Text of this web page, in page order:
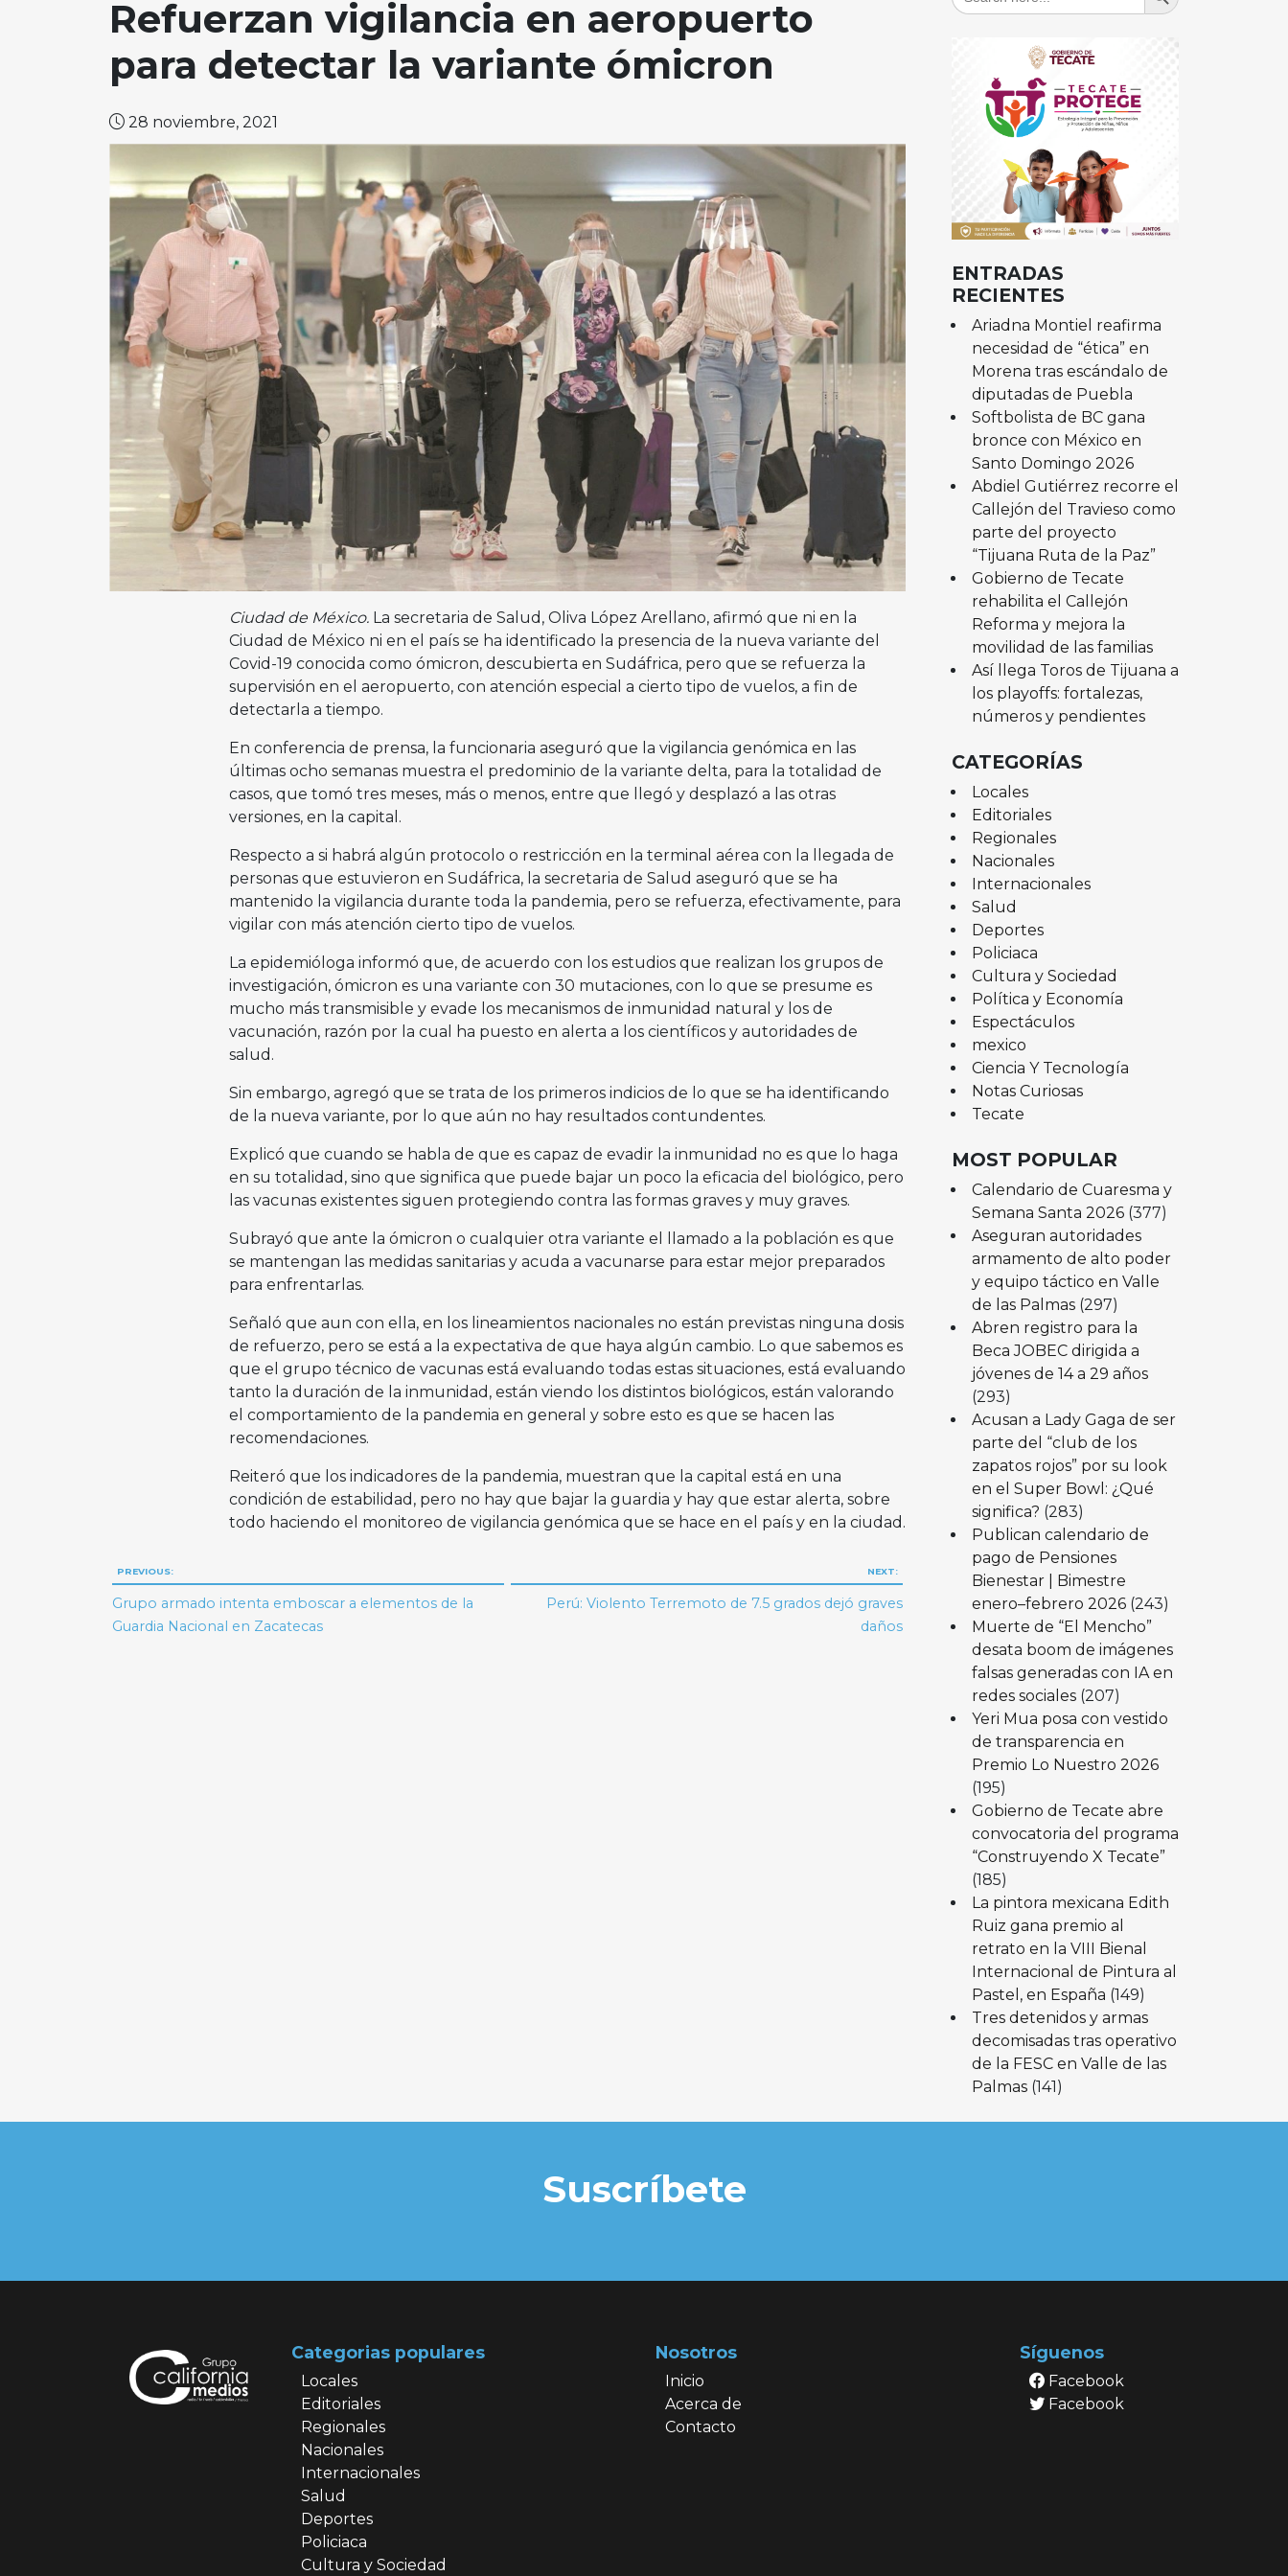
Refuerzan vigilancia en aeropuerto
para detectar la variante ómicron
28 noviembre, 2021
Ciudad de México. La secretaria de Salud, Oliva López Arellano, afirmó que ni en la
Ciudad de México ni en el país se ha identificado la presencia de la nueva variante del
Covid-19 conocida como ómicron, descubierta en Sudáfrica, pero que se refuerza la
supervisión en el aeropuerto, con atención especial a cierto tipo de vuelos, a fin de
detectarla a tiempo.
En conferencia de prensa, la funcionaria aseguró que la vigilancia genómica en las
últimas ocho semanas muestra el predominio de la variante delta, para la totalidad de
casos, que tomó tres meses, más o menos, entre que llegó y desplazó a las otras
versiones, en la capital.
Respecto a si habrá algún protocolo o restricción en la terminal aérea con la llegada de
personas que estuvieron en Sudáfrica, la secretaria de Salud aseguró que se ha
mantenido la vigilancia durante toda la pandemia, pero se refuerza, efectivamente, para
vigilar con más atención cierto tipo de vuelos.
La epidemióloga informó que, de acuerdo con los estudios que realizan los grupos de
investigación, ómicron es una variante con 30 mutaciones, con lo que se presume es
mucho más transmisible y evade los mecanismos de inmunidad natural y los de
vacunación, razón por la cual ha puesto en alerta a los científicos y autoridades de
salud.
Sin embargo, agregó que se trata de los primeros indicios de lo que se ha identificando
de la nueva variante, por lo que aún no hay resultados contundentes.
Explicó que cuando se habla de que es capaz de evadir la inmunidad no es que lo haga
en su totalidad, sino que significa que puede bajar un poco la eficacia del biológico, pero
las vacunas existentes siguen protegiendo contra las formas graves y muy graves.
Subrayó que ante la ómicron o cualquier otra variante el llamado a la población es que
se mantengan las medidas sanitarias y acuda a vacunarse para estar mejor preparados
para enfrentarlas.
Señaló que aun con ella, en los lineamientos nacionales no están previstas ninguna dosis
de refuerzo, pero se está a la expectativa de que haya algún cambio. Lo que sabemos es
que el grupo técnico de vacunas está evaluando todas estas situaciones, está evaluando
tanto la duración de la inmunidad, están viendo los distintos biológicos, están valorando
el comportamiento de la pandemia en general y sobre esto es que se hacen las
recomendaciones.
Reiteró que los indicadores de la pandemia, muestran que la capital está en una
condición de estabilidad, pero no hay que bajar la guardia y hay que estar alerta, sobre
todo haciendo el monitoreo de vigilancia genómica que se hace en el país y en la ciudad.
Navegación
de
PREVIOUS:
Grupo armado intenta emboscar a elementos de la
Guardia Nacional en Zacatecas
NEXT:
Perú: Violento Terremoto de 7.5 grados dejó graves
daños
ENTRADAS
RECIENTES
Ariadna Montiel reafirma
necesidad de “ética” en
Morena tras escándalo de
diputadas de Puebla
Softbolista de BC gana
bronce con México en
Santo Domingo 2026
Abdiel Gutiérrez recorre el
Callejón del Travieso como
parte del proyecto
“Tijuana Ruta de la Paz”
Gobierno de Tecate
rehabilita el Callejón
Reforma y mejora la
movilidad de las familias
Así llega Toros de Tijuana a
los playoffs: fortalezas,
números y pendientes
CATEGORÍAS
Locales
Editoriales
Regionales
Nacionales
Internacionales
Salud
Deportes
Policiaca
Cultura y Sociedad
Política y Economía
Espectáculos
mexico
Ciencia Y Tecnología
Notas Curiosas
Tecate
MOST POPULAR
Calendario de Cuaresma y
Semana Santa 2026 (377)
Aseguran autoridades
armamento de alto poder
y equipo táctico en Valle
de las Palmas (297)
Abren registro para la
Beca JOBEC dirigida a
jóvenes de 14 a 29 años
(293)
Acusan a Lady Gaga de ser
parte del “club de los
zapatos rojos” por su look
en el Super Bowl: ¿Qué
significa? (283)
Publican calendario de
pago de Pensiones
Bienestar | Bimestre
enero–febrero 2026 (243)
Muerte de “El Mencho”
desata boom de imágenes
falsas generadas con IA en
redes sociales (207)
Yeri Mua posa con vestido
de transparencia en
Premio Lo Nuestro 2026
(195)
Gobierno de Tecate abre
convocatoria del programa
“Construyendo X Tecate”
(185)
La pintora mexicana Edith
Ruiz gana premio al
retrato en la VIII Bienal
Internacional de Pintura al
Pastel, en España (149)
Tres detenidos y armas
decomisadas tras operativo
de la FESC en Valle de las
Palmas (141)
Suscríbete
Categorias populares
Locales
Editoriales
Regionales
Nacionales
Internacionales
Salud
Deportes
Policiaca
Cultura y Sociedad
Nosotros
Inicio
Acerca de
Contacto
Síguenos
Facebook
Facebook